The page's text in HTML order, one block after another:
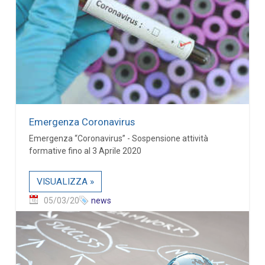
Emergenza Coronavirus
Emergenza “Coronavirus” - Sospensione attività
formative fino al 3 Aprile 2020
VISUALIZZA »
05/03/20 news